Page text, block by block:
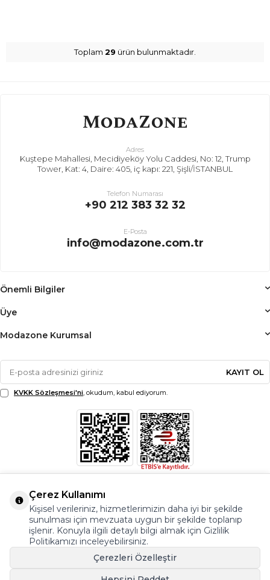
Toplam 29 ürün bulunmaktadır.
Adres
Kuştepe Mahallesi, Mecidiyeköy Yolu Caddesi, No: 12, Trump
Tower, Kat: 4, Daire: 405, iç kapı: 221, Şişli/İSTANBUL
Telefon Numarası
+90 212 383 32 32
E-Posta
info@modazone.com.tr
Önemli Bilgiler
Üye
Modazone Kurumsal
KAYIT OL
KVKK Sözleşmesi'ni, okudum, kabul ediyorum.
Çerez Kullanımı
Kişisel verileriniz, hizmetlerimizin daha iyi bir şekilde
sunulması için mevzuata uygun bir şekilde toplanıp
işlenir. Konuyla ilgili detaylı bilgi almak için Gizlilik
Politikamızı inceleyebilirsiniz.
Çerezleri Özelleştir